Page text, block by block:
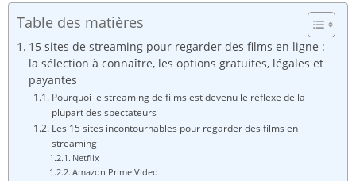
Table des matières
15 sites de streaming pour regarder des films en ligne :
la sélection à connaître, les options gratuites, légales et
payantes
Pourquoi le streaming de films est devenu le réflexe de la
plupart des spectateurs
Les 15 sites incontournables pour regarder des films en
streaming
Netflix
Amazon Prime Video